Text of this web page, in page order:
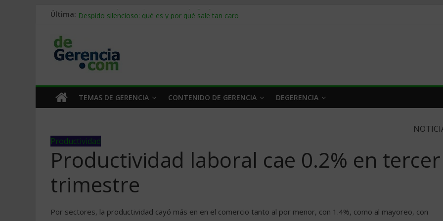
Última: Stablecoins para empresas: cómo pagar y cobrar en 2026
Trabajo forzoso en la cadena de suministro: qué hacer
Mercado hispano de EE. UU.: cómo segmentarlo y venderle
TEMAS DE GERENCIA CONTENIDO DE GERENCIA DEGERENCIA
Productividad
Productividad laboral cae 0.2% en tercer
trimestre
Por sectores, la productividad cayó más en en el comercio tanto al por menor, con 1.4%, como al mayoreo, con